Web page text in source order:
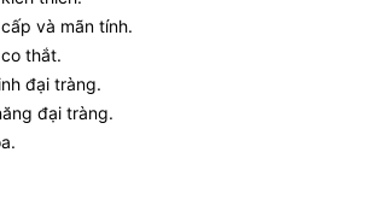
và mãn tính.
thắt.
đại tràng.
đại tràng.